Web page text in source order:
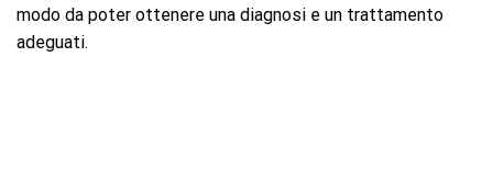
modo da poter ottenere una diagnosi e un trattamento
adeguati.